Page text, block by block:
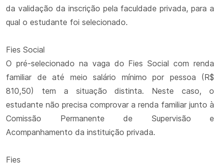
da validação da inscrição pela faculdade privada, para a
qual o estudante foi selecionado.
Fies Social
O pré-selecionado na vaga do Fies Social com renda
familiar de até meio salário mínimo por pessoa (R$
810,50) tem a situação distinta. Neste caso, o
estudante não precisa comprovar a renda familiar junto à
Comissão Permanente de Supervisão e
Acompanhamento da instituição privada.
Fies